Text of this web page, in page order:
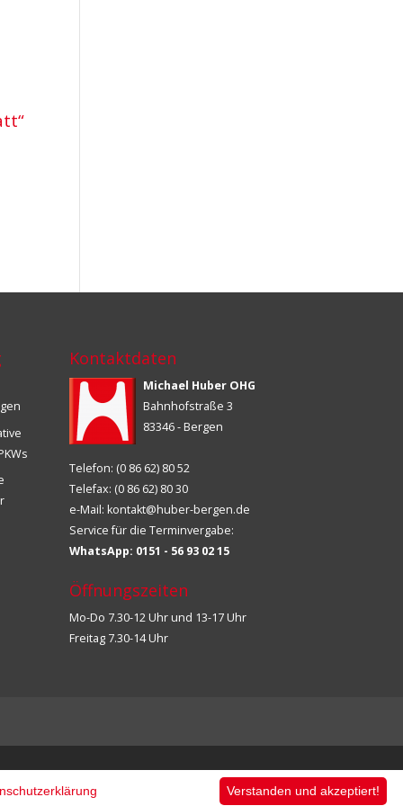
Kontaktdaten
Michael Huber OHG
Bahnhofstraße 3
83346 - Bergen
Telefon: (0 86 62) 80 52
Telefax: (0 86 62) 80 30
e-Mail: kontakt@huber-bergen.de
Service für die Terminvergabe:
WhatsApp: 0151 - 56 93 02 15
Öffnungszeiten
Mo-Do 7.30-12 Uhr und 13-17 Uhr
Freitag 7.30-14 Uhr
Verstanden und akzeptiert!